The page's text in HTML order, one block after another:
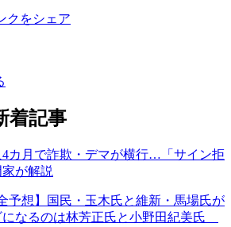
着記事
4カ月で詐欺・デマが横行…「サイン拒
が解説
予想】国民・玉木氏と維新・馬場氏が
なるのは林芳正氏と小野田紀美氏